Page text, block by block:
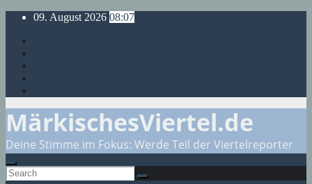
Skip
content
09. August 2026 08:07
MärkischesViertel.de
Deine Stimme im Fokus: Werde Teil der Viertelreporter